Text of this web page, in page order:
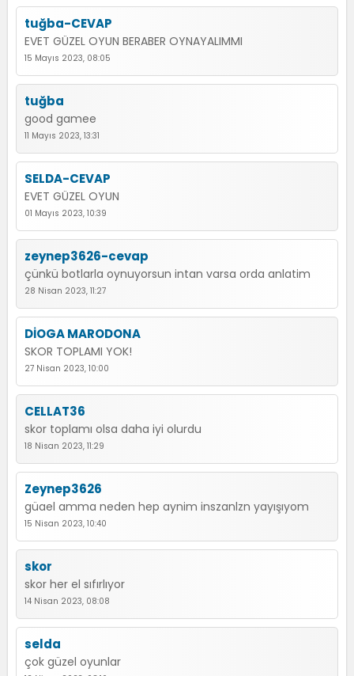
tuğba-CEVAP
EVET GÜZEL OYUN BERABER OYNAYALIMMI
15 Mayıs 2023, 08:05
tuğba
good gamee
11 Mayıs 2023, 13:31
SELDA-CEVAP
EVET GÜZEL OYUN
01 Mayıs 2023, 10:39
zeynep3626-cevap
çünkü botlarla oynuyorsun intan varsa orda anlatim
28 Nisan 2023, 11:27
DİOGA MARODONA
SKOR TOPLAMI YOK!
27 Nisan 2023, 10:00
CELLAT36
skor toplamı olsa daha iyi olurdu
18 Nisan 2023, 11:29
Zeynep3626
güael amma neden hep aynim inszanlzn yayışıyom
15 Nisan 2023, 10:40
skor
skor her el sıfırlıyor
14 Nisan 2023, 08:08
selda
çok güzel oyunlar